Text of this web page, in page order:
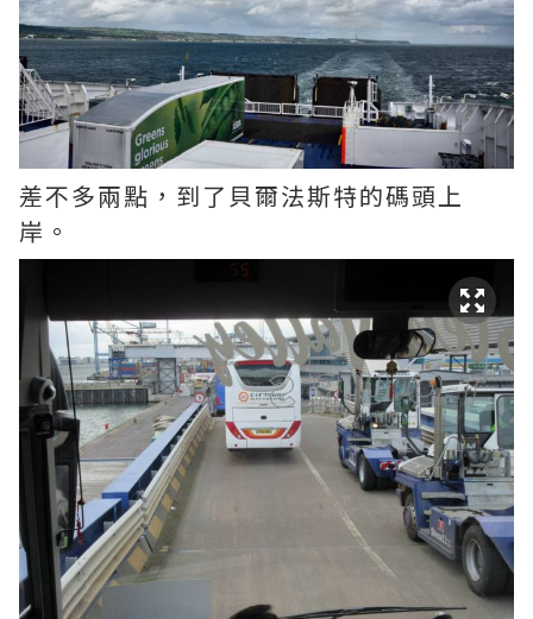
差不多兩點，到了貝爾法斯特的碼頭上
岸。